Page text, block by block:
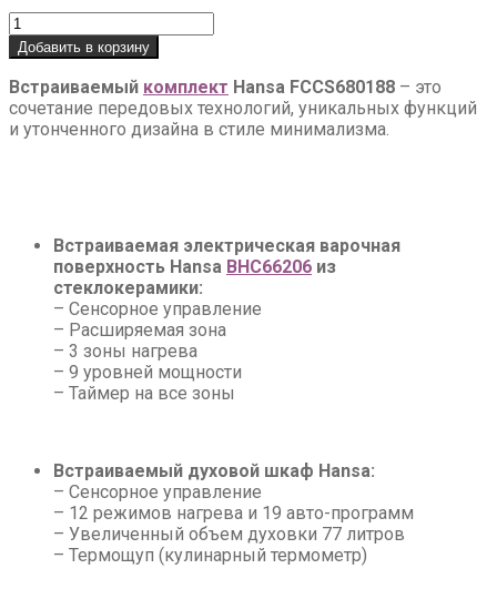
Количество
товара
Комплект
Hansa
FCCS680188
(Встраиваемый
BHC66206)
Добавить в корзину
Встраиваемый комплект Hansa FCCS680188 – это
сочетание передовых технологий, уникальных функций
и утонченного дизайна в стиле минимализма.
Встраиваемая электрическая варочная
поверхность Hansa BHC66206 из
стеклокерамики:
– Сенсорное управление
– Расширяемая зона
– 3 зоны нагрева
– 9 уровней мощности
– Таймер на все зоны
Встраиваемый духовой шкаф Hansa:
– Сенсорное управление
– 12 режимов нагрева и 19 авто-программ
– Увеличенный объем духовки 77 литров
– Термощуп (кулинарный термометр)